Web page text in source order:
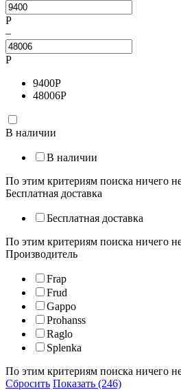
Р
–
Р
9400Р
48006Р
В наличии
В наличии
По этим критериям поиска ничего
Бесплатная доставка
Бесплатная доставка
По этим критериям поиска ничего
Производитель
Frap
Frud
Gappo
Prohanss
Raglo
Splenka
По этим критериям поиска ничего
Сбросить Показать (246)